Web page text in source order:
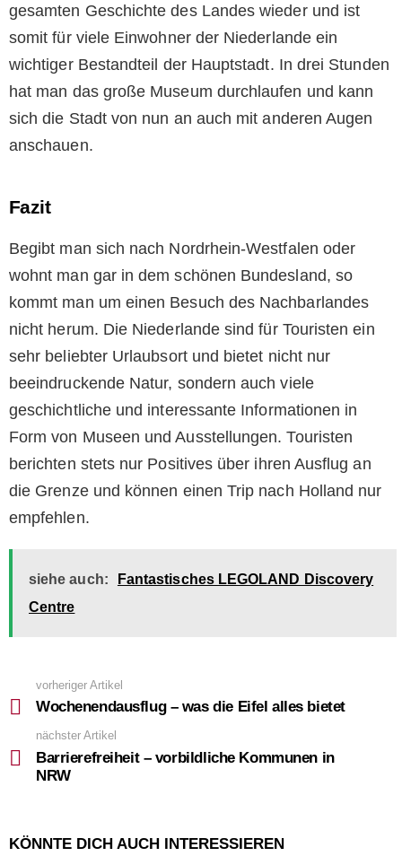
gesamten Geschichte des Landes wieder und ist
somit für viele Einwohner der Niederlande ein
wichtiger Bestandteil der Hauptstadt. In drei Stunden
hat man das große Museum durchlaufen und kann
sich die Stadt von nun an auch mit anderen Augen
anschauen.
Fazit
Begibt man sich nach Nordrhein-Westfalen oder
wohnt man gar in dem schönen Bundesland, so
kommt man um einen Besuch des Nachbarlandes
nicht herum. Die Niederlande sind für Touristen ein
sehr beliebter Urlaubsort und bietet nicht nur
beeindruckende Natur, sondern auch viele
geschichtliche und interessante Informationen in
Form von Museen und Ausstellungen. Touristen
berichten stets nur Positives über ihren Ausflug an
die Grenze und können einen Trip nach Holland nur
empfehlen.
siehe auch:
Fantastisches LEGOLAND Discovery
Centre
more
vorheriger Artikel
Wochenendausflug – was die Eifel alles bietet
nächster Artikel
Barrierefreiheit – vorbildliche Kommunen in
NRW
KÖNNTE DICH AUCH INTERESSIEREN